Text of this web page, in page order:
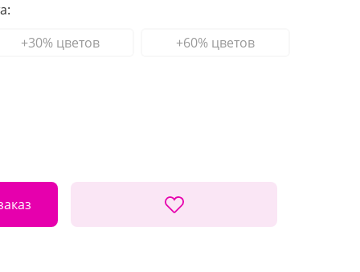
+30% цветов
+60% цветов